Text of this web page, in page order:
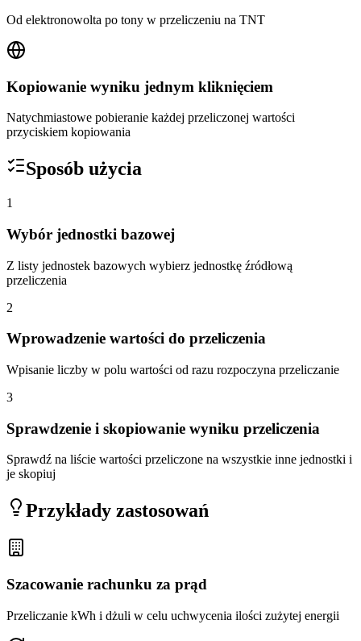
Od elektronowolta po tony w przeliczeniu na TNT
Kopiowanie wyniku jednym kliknięciem
Natychmiastowe pobieranie każdej przeliczonej wartości
przyciskiem kopiowania
Sposób użycia
1
Wybór jednostki bazowej
Z listy jednostek bazowych wybierz jednostkę źródłową
przeliczenia
2
Wprowadzenie wartości do przeliczenia
Wpisanie liczby w polu wartości od razu rozpoczyna przeliczanie
3
Sprawdzenie i skopiowanie wyniku przeliczenia
Sprawdź na liście wartości przeliczone na wszystkie inne jednostki i
je skopiuj
Przykłady zastosowań
Szacowanie rachunku za prąd
Przeliczanie kWh i dżuli w celu uchwycenia ilości zużytej energii